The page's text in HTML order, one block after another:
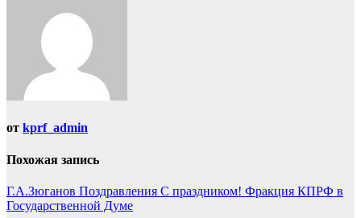
от kprf_admin
Похожая запись
Г.А.Зюганов Поздравления С праздником! Фракция КПРФ в
Государственной Думе